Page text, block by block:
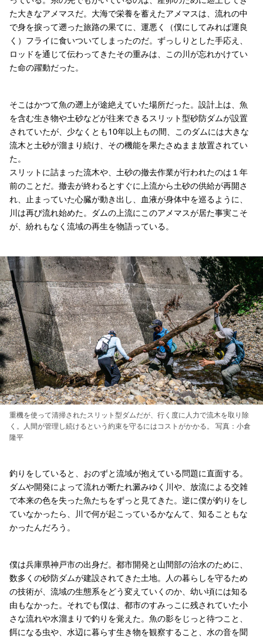
た大きなアメマスだ。大海で栄養を蓄えたアメマスは、流れの中
で身を捩って遡った旅路の果てに、運悪く（僕にしてみれば運良
く）フライに食いついてしまったのだ。ずっしりとした手応え、
ロッドを通じて伝わってきたその重みは、この川が忘れかけてい
た命の躍動だった。
そこはかつて魚の遡上が途絶えていた場所だった。設計上は、魚
を含む生き物や土砂などが往来できるスリット型砂防ダムが設置
されていたが、少なくとも10年以上もの間、このダムには大きな
流木と土砂が溜まり続け、その機能を果たさぬまま放置されてい
た。
スリットに詰まった流木や、土砂の撤去作業が行われたのは１年
前のことだ。撤去が終わるとすぐに上流から土砂の供給が再開さ
れ、止まっていた心臓が動き出し、血液が身体中を巡るように、
川は再び流れ始めた。ダムの上流にこのアメマスが居た事実こそ
が、紛れもなく流域の再生を物語っている。
重機を使って清掃されたスリット型ダムだが、行く度に人力で流木を取り除
く。人間が管理し続けるという約束を守るにはコストがかかる。 写真：小倉
隆平
釣りをしていると、おのずと流域が抱えている問題に直面する。
ダムや開発によって流れが断たれ澱みゆく川や、放流による交雑
で本来の色を失った魚たちをずっと見てきた。逆に僕が釣りをし
ていなかったら、川で何が起こっているかなんて、知ることもな
かったんだろう。
僕は兵庫県神戸市の出身だ。都市開発と山間部の治水のために、
数多くの砂防ダムが建設されてきた土地。人の暮らしを守るため
の技術が、流域の生態系をどう変えていくのか、幼い頃には知る
由もなかった。それでも僕は、都市のすみっこに残されていた小
さな流れや水溜まりで釣りを覚えた。魚の影をじっと待つこと、
餌になる虫や、水辺に暮らす生き物を観察すること、水の音を聞